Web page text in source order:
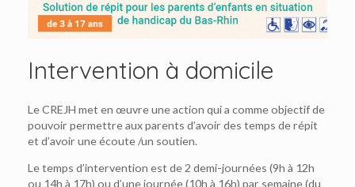
Intervention à domicile
Le CREJH met en œuvre une action qui a comme objectif de
pouvoir permettre aux parents d’avoir des temps de répit
et d’avoir une écoute /un soutien.
Le temps d’intervention est de 2 demi-journées (9h à 12h
ou 14h à 17h) ou d’une journée (10h à 16h) par semaine (du